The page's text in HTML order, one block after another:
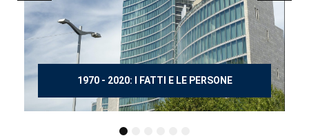
150 ANNI DOPO MANZONI